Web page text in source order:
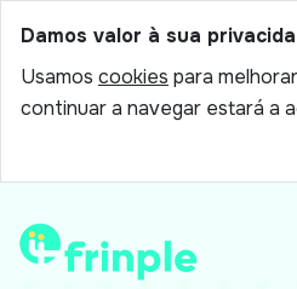
Damos valor à sua
Usamos cookies para
continuar a navegar estará a